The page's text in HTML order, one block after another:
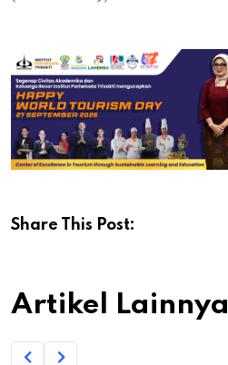
Share This Post:
Artikel Lainnya